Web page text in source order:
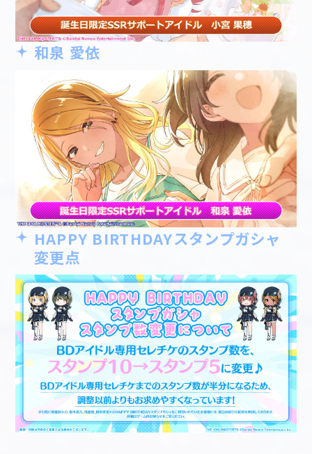
和泉 愛依
HAPPY BIRTHDAYスタンプガシャ
変更点